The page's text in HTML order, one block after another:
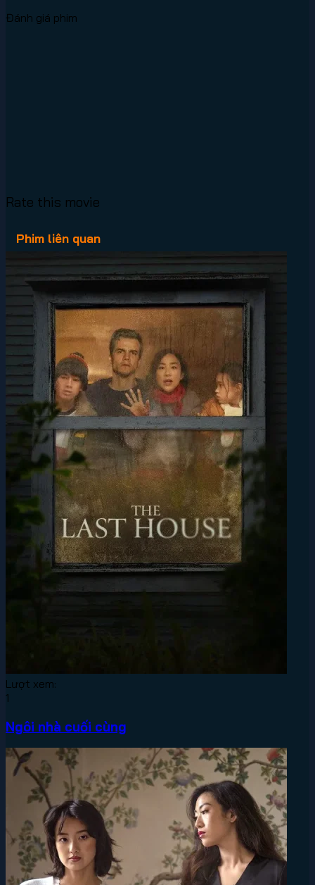
Đánh giá phim
Rate this movie
Phim liên quan
Lượt xem:
1
Ngôi nhà cuối cùng